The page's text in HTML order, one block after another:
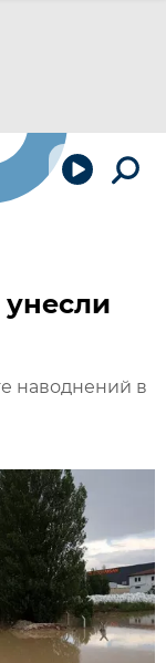
наводнений в